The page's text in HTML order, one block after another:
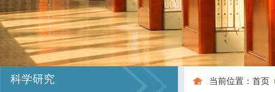
科学研究 当前位置： 首页